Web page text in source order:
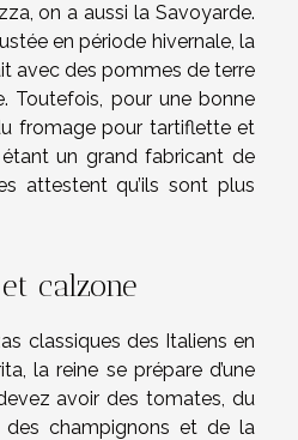
on a aussi la Savoyarde.
en période hivernale, la
avec des pommes de terre
Toutefois, pour une bonne
fromage pour tartiflette et
un grand fabricant de
attestent qu’ils sont plus
calzone
classiques des Italiens en
la reine se prépare d’une
avoir des tomates, du
des champignons et de la